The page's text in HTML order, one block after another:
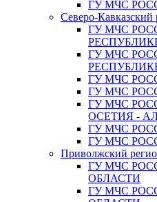
ГУ МЧС
Северо-
ГУ МЧС
ГУ МЧС
ГУ МЧС
ГУ МЧС
ГУ МЧС
ОСЕТИЯ -
ГУ МЧС
ГУ МЧС
Приволжский
ГУ МЧС
ОБЛАСТИ
ГУ МЧС